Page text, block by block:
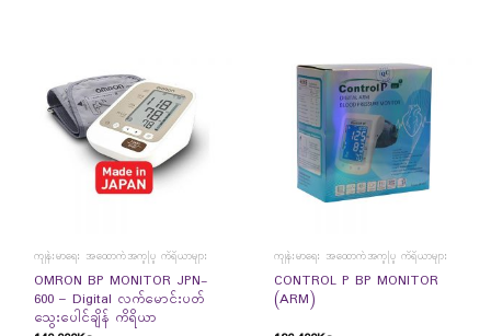
ကျန်းမာရေး အထောက်အကူပြု ကိရိယာများ
OMRON BP MONITOR JPN-
600 – Digital လက်မောင်းပတ်
သွေးပေါင်ချိန် ကိရိယာ
ကျန်းမာရေး အထောက်အကူပြု ကိရိယာများ
CONTROL P BP MONITOR
(ARM)